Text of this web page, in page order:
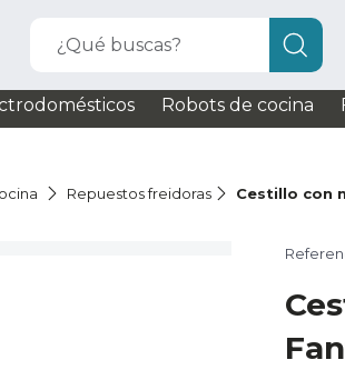
¿Qué buscas?
Robots de cocina
Repuestos freidoras Cestillo con